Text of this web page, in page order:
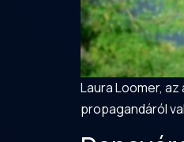
Laura Loomer,
propagandáról